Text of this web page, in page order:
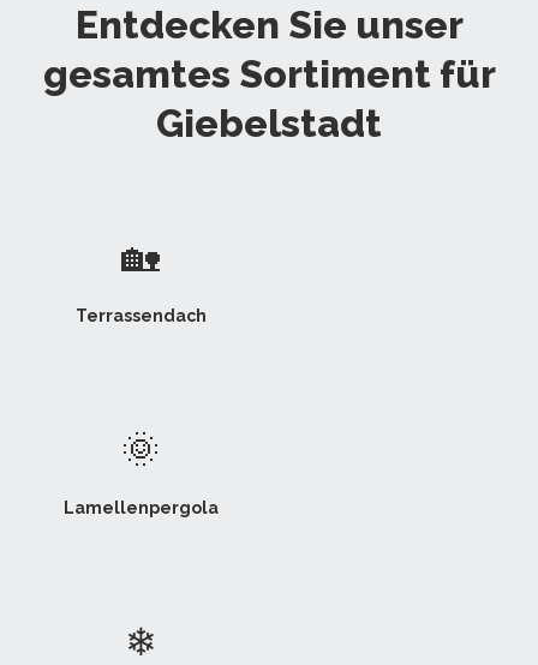
Entdecken Sie unser
gesamtes Sortiment für
Giebelstadt
🏡
Terrassendach
🌞
Lamellenpergola
❄